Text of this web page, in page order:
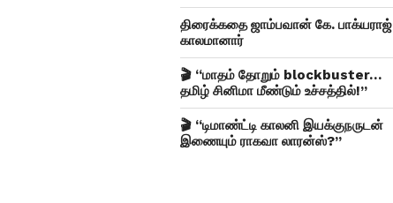
திரைக்கதை ஜாம்பவான் கே. பாக்யராஜ்
காலமானார்
🎬 “மாதம் தோறும் blockbuster…
தமிழ் சினிமா மீண்டும் உச்சத்தில்!”
🎬 “டிமாண்ட்டி காலனி இயக்குநருடன்
இணையும் ராகவா லாரன்ஸ்?”